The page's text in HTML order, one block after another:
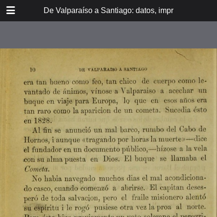
De Valparaíso a Santiago: datos, impresiones,
DOWNLOAD
Itinerario del ferrocarril de
Valparaíso a Santiago
espresamente grabado en Paris en
madera para esta obra
Dedicatoria
A los viajeros
En la Estación de Valparaíso
El banquete de inauguración i el
motín de Oyarce
Viña del Mar
Bosquejo histórico
El Salto